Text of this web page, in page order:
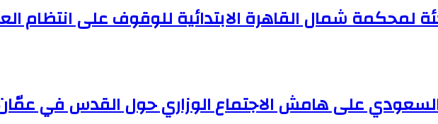
لمحكمة شمال القاهرة الابتدائية للوقوف على انتظام
السعودي على هامش الاجتماع الوزاري حول القدس في